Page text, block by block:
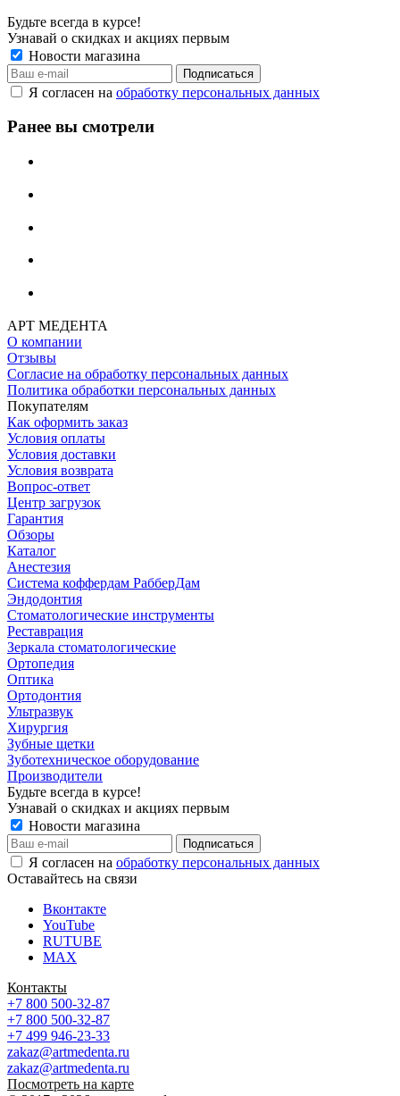
Будьте всегда в курсе!
Узнавай о скидках и акциях первым
Новости магазина
Я согласен на обработку персональных данных
Ранее вы смотрели
АРТ МЕДЕНТА
О компании
Отзывы
Согласие на обработку персональных данных
Политика обработки персональных данных
Покупателям
Как оформить заказ
Условия оплаты
Условия доставки
Условия возврата
Вопрос-ответ
Центр загрузок
Гарантия
Обзоры
Каталог
Анестезия
Система коффердам РабберДам
Эндодонтия
Стоматологические инструменты
Реставрация
Зеркала стоматологические
Ортопедия
Оптика
Ортодонтия
Ультразвук
Хирургия
Зубные щетки
Зуботехническое оборудование
Производители
Будьте всегда в курсе!
Узнавай о скидках и акциях первым
Новости магазина
Я согласен на обработку персональных данных
Оставайтесь на связи
Вконтакте
YouTube
RUTUBE
MAX
Контакты
+7 800 500-32-87
+7 800 500-32-87
+7 499 946-23-33
zakaz@artmedenta.ru
zakaz@artmedenta.ru
Посмотреть на карте